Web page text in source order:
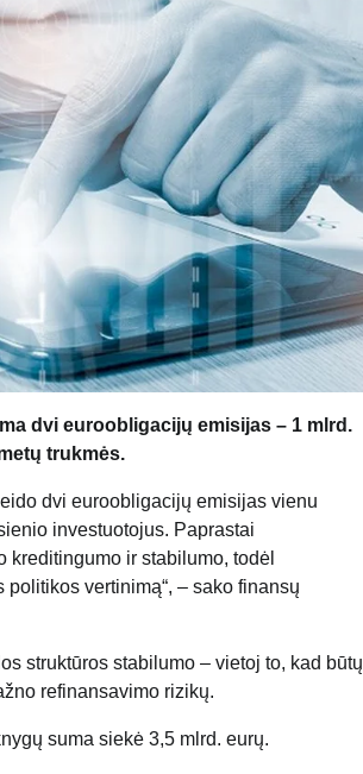
dvi euroobligacijų emisijas – 1 mlrd.
trukmės.
dvi euroobligacijų emisijas vienu
investuotojus. Paprastai
ir stabilumo, todėl
vertinimą“, – sako finansų
struktūros stabilumo – vietoj to, kad būtų
refinansavimo rizikų.
suma siekė 3,5 mlrd. eurų.